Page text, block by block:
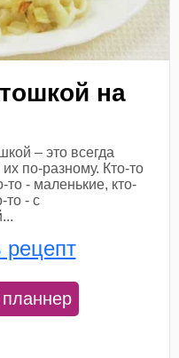
на
– это всегда
по-разному. Кто-то
то - маленькие, кто-
то - с
рецепт